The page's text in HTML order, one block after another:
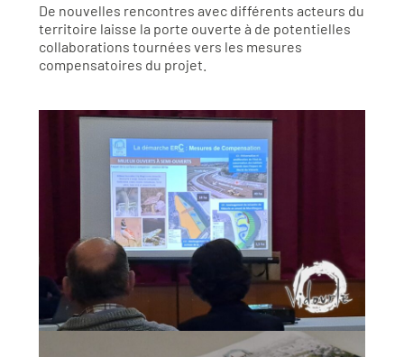
De nouvelles rencontres avec différents acteurs du
territoire laisse la porte ouverte à de potentielles
collaborations tournées vers les mesures
compensatoires du projet.